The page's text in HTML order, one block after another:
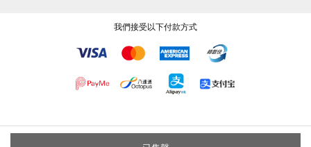
我們接受以下付款方式